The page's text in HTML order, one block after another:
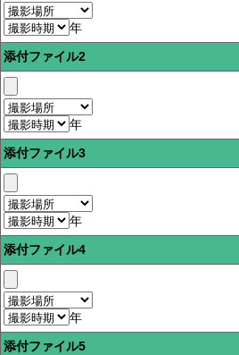
年
添付ファイル2
年
添付ファイル3
年
添付ファイル4
年
添付ファイル5